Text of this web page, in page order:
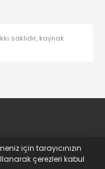
saklıdır, kaynak
için tarayıcınızın
çerezleri kabul